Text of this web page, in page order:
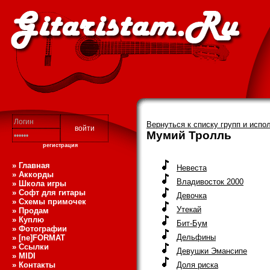
регистрация
Вернуться к списку групп и
Мумий Тролль
» Главная
» Аккорды
» Школа игры
» Софт для гитары
» Схемы примочек
» Продам
» Куплю
» Фотографии
» [ne]FORMAT
» Ссылки
» MIDI
» Контакты
Невеста
Владивосток 2000
Девочка
Утекай
Бит-Бум
Дельфины
Девушки Эмансипе
Доля риска